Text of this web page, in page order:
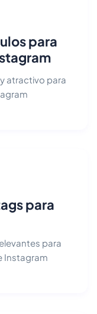
para
atractivo para
para
para
Instagram